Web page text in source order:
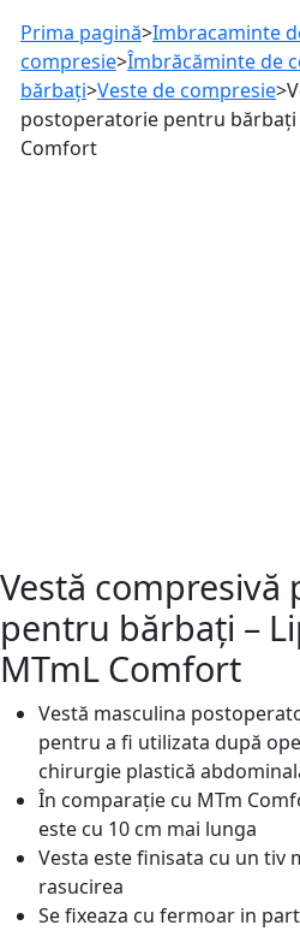
Prima pagină>Imbracaminte
compresie>Îmbrăcăminte de
bărbați>Veste de compresie>
postoperatorie pentru bărbați
Comfort
Vestă
pentru bărbați –
MTmL Comfort
Vestă masculina
pentru a fi utilizata după
chirurgie plastică
În comparație cu MTm
este cu 10 cm mai lunga
Vesta este finisata cu un tiv
rasucirea
Se fixeaza cu fermoar in